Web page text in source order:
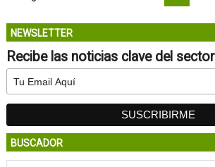
NEWSLETTER
Recibe las noticias clave del
BUSCADOR